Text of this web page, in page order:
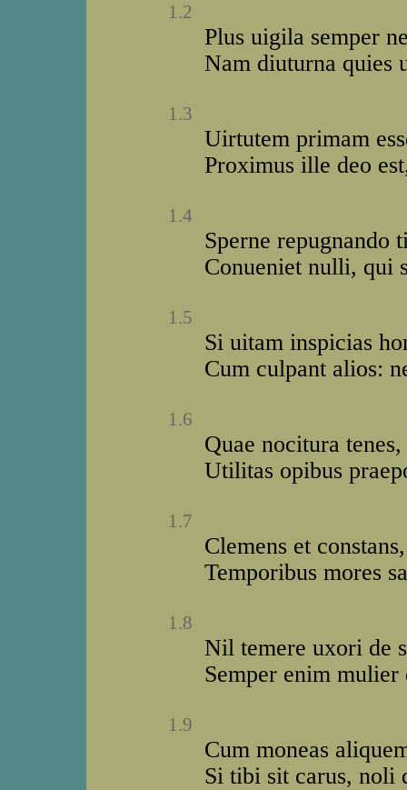
1.2
Plus uigila semper
Nam diuturna quies
1.3
Uirtutem primam
Proximus ille deo
1.4
Sperne repugnando
Conueniet nulli, qui
1.5
Si uitam inspicias
Cum culpant alios:
1.6
Quae nocitura
Utilitas opibus
1.7
Clemens et
Temporibus mores
1.8
Nil temere uxori de
Semper enim
1.9
Cum moneas
Si tibi sit carus, noli